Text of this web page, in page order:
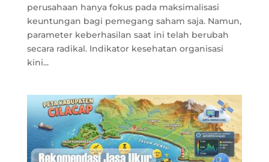
perusahaan hanya fokus pada maksimalisasi
keuntungan bagi pemegang saham saja. Namun,
parameter keberhasilan saat ini telah berubah
secara radikal. Indikator kesehatan organisasi
kini...